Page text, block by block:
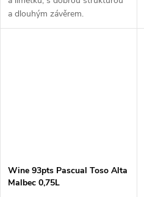
a dlouhým závěrem.
Wine 93pts Pascual Toso Alta
Malbec 0,75L